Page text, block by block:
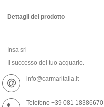
Dettagli del prodotto
Insa srl
Il successo del tuo acquario.
info@carmaritalia.it
Telefono +39 081 18386670